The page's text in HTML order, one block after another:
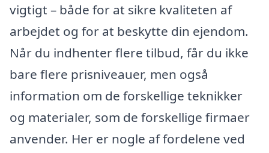
vigtigt – både for at sikre kvaliteten af
arbejdet og for at beskytte din ejendom.
Når du indhenter flere tilbud, får du ikke
bare flere prisniveauer, men også
information om de forskellige teknikker
og materialer, som de forskellige firmaer
anvender. Her er nogle af fordelene ved